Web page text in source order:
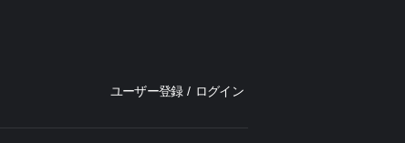
ユーザー登録 / ログイン